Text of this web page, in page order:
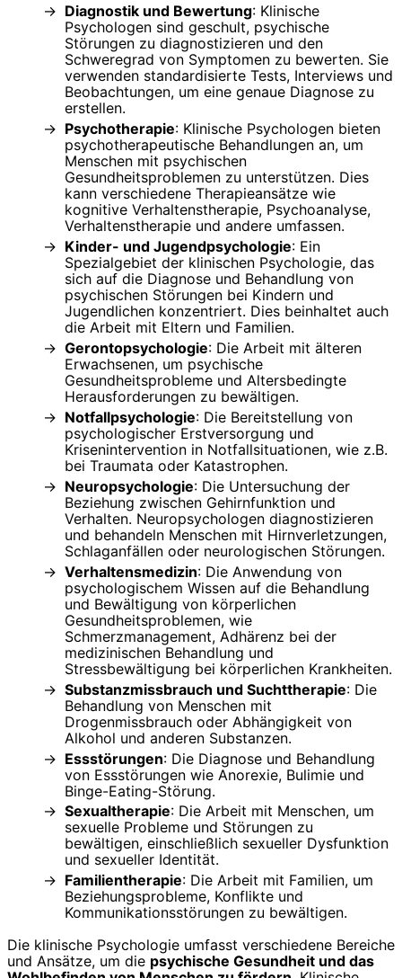
Diagnostik und Bewertung: Klinische
Psychologen sind geschult, psychische
Störungen zu diagnostizieren und den
Schweregrad von Symptomen zu bewerten. Sie
verwenden standardisierte Tests, Interviews und
Beobachtungen, um eine genaue Diagnose zu
erstellen.
Psychotherapie: Klinische Psychologen bieten
psychotherapeutische Behandlungen an, um
Menschen mit psychischen
Gesundheitsproblemen zu unterstützen. Dies
kann verschiedene Therapieansätze wie
kognitive Verhaltenstherapie, Psychoanalyse,
Verhaltenstherapie und andere umfassen.
Kinder- und Jugendpsychologie: Ein
Spezialgebiet der klinischen Psychologie, das
sich auf die Diagnose und Behandlung von
psychischen Störungen bei Kindern und
Jugendlichen konzentriert. Dies beinhaltet auch
die Arbeit mit Eltern und Familien.
Gerontopsychologie: Die Arbeit mit älteren
Erwachsenen, um psychische
Gesundheitsprobleme und Altersbedingte
Herausforderungen zu bewältigen.
Notfallpsychologie: Die Bereitstellung von
psychologischer Erstversorgung und
Krisenintervention in Notfallsituationen, wie z.B.
bei Traumata oder Katastrophen.
Neuropsychologie: Die Untersuchung der
Beziehung zwischen Gehirnfunktion und
Verhalten. Neuropsychologen diagnostizieren
und behandeln Menschen mit Hirnverletzungen,
Schlaganfällen oder neurologischen Störungen.
Verhaltensmedizin: Die Anwendung von
psychologischem Wissen auf die Behandlung
und Bewältigung von körperlichen
Gesundheitsproblemen, wie
Schmerzmanagement, Adhärenz bei der
medizinischen Behandlung und
Stressbewältigung bei körperlichen Krankheiten.
Substanzmissbrauch und Suchttherapie: Die
Behandlung von Menschen mit
Drogenmissbrauch oder Abhängigkeit von
Alkohol und anderen Substanzen.
Essstörungen: Die Diagnose und Behandlung
von Essstörungen wie Anorexie, Bulimie und
Binge-Eating-Störung.
Sexualtherapie: Die Arbeit mit Menschen, um
sexuelle Probleme und Störungen zu
bewältigen, einschließlich sexueller Dysfunktion
und sexueller Identität.
Familientherapie: Die Arbeit mit Familien, um
Beziehungsprobleme, Konflikte und
Kommunikationsstörungen zu bewältigen.
Die klinische Psychologie umfasst verschiedene Bereiche
und Ansätze, um die psychische Gesundheit und das